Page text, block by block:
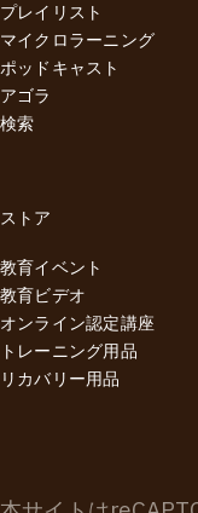
プレイリスト
マイクロラーニング
ポッドキャスト
アゴラ
検索
ストア
教育イベント
教育ビデオ
オンライン認定講座
トレーニング用品
リカバリー用品